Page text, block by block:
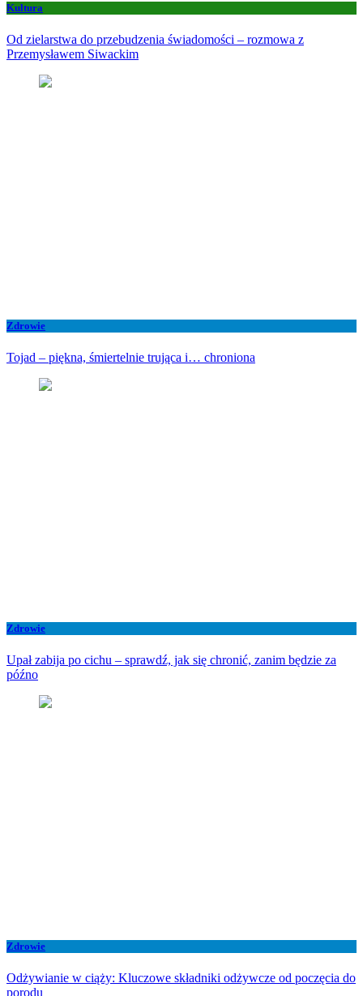
Kultura
Od zielarstwa do przebudzenia świadomości – rozmowa z
Przemysławem Siwackim
Zdrowie
Tojad – piękna, śmiertelnie trująca i… chroniona
Zdrowie
Upał zabija po cichu – sprawdź, jak się chronić, zanim będzie za
późno
Zdrowie
Odżywianie w ciąży: Kluczowe składniki odżywcze od poczęcia do
porodu